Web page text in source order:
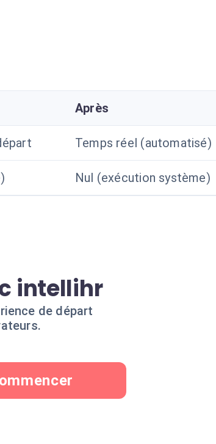
Après
Temps réel (automatisé)
Nul (exécution système)
intellihr
de départ